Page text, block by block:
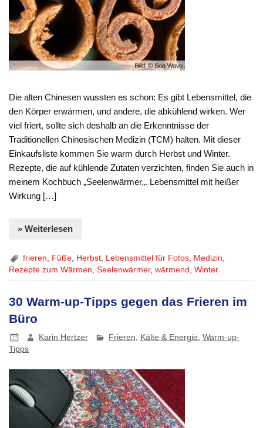
Die alten Chinesen wussten es schon: Es gibt Lebensmittel, die
den Körper erwärmen, und andere, die abkühlend wirken. Wer
viel friert, sollte sich deshalb an die Erkenntnisse der
Traditionellen Chinesischen Medizin (TCM) halten. Mit dieser
Einkaufsliste kommen Sie warm durch Herbst und Winter.
Rezepte, die auf kühlende Zutaten verzichten, finden Sie auch in
meinem Kochbuch „Seelenwärmer„. Lebensmittel mit heißer
Wirkung […]
» Weiterlesen
frieren Füße Herbst Lebensmittel für Fotos Medizin
Rezepte zum Wärmen,Seelenwärmer,wärmend ,Winter
30 Warm-up-Tipps gegen das Frieren im
Büro
Karin Hertzer Frieren Kälte & Energie Warm-up-
Tipps